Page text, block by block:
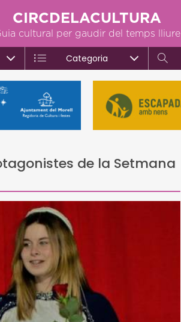
CIRCDELACULTURA
cultural per gaudir del temps lliure
Categoria
de la Setmana